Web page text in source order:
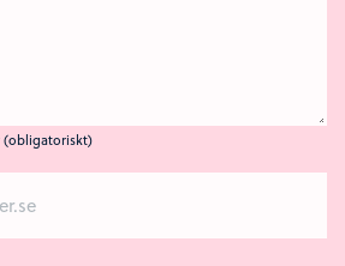
(obligatoriskt)